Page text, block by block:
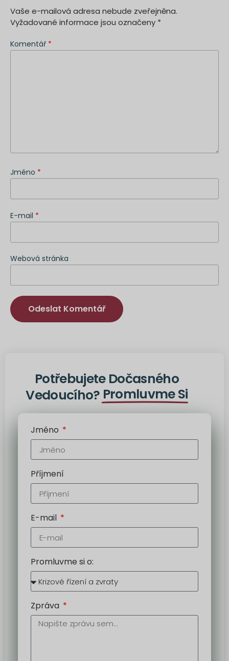
Vaše e-mailová adresa nebude zveřejněna.
Vyžadované informace jsou označeny *
Komentář *
Jméno *
E-mail *
Webová stránka
Potřebujete Dočasného
Vedoucího? Promluvme Si
Jméno
Příjmení
E-mail
Promluvme si o:
Zpráva